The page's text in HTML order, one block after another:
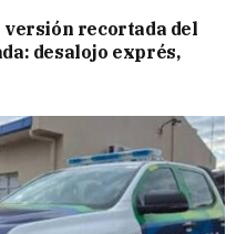
versión recortada del
desalojo exprés,